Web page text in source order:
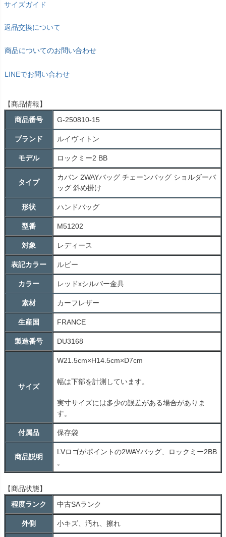
サイズガイド
返品交換について
商品についてのお問い合わせ
LINEでお問い合わせ
【商品情報】
商品番号
G-250810-15
ブランド ルイヴィトン
モデル ロックミー2 BB
タイプ
カバン 2WAYバッグ チェーンバッグ ショルダーバ
ッグ 斜め掛け
形状 ハンドバッグ
型番 M51202
対象 レディース
表記カラー ルビー
カラー レッドxシルバー金具
素材 カーフレザー
生産国 FRANCE
製造番号 DU3168
サイズ
W21.5cm×H14.5cm×D7cm
幅は下部を計測しています。
実寸サイズには多少の誤差がある場合がありま
す。
付属品 保存袋
商品説明
LVロゴがポイントの2WAYバッグ、ロックミー2BB
。
【商品状態】
程度ランク
中古SAランク
外側 小キズ、汚れ、擦れ